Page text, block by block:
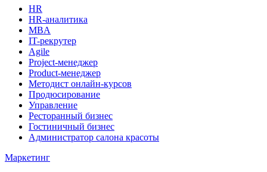
HR
HR-аналитика
MBA
IT-рекрутер
Agile
Project-менеджер
Product-менеджер
Методист онлайн-курсов
Продюсирование
Управление
Ресторанный бизнес
Гостиничный бизнес
Администратор салона красоты
Маркетинг